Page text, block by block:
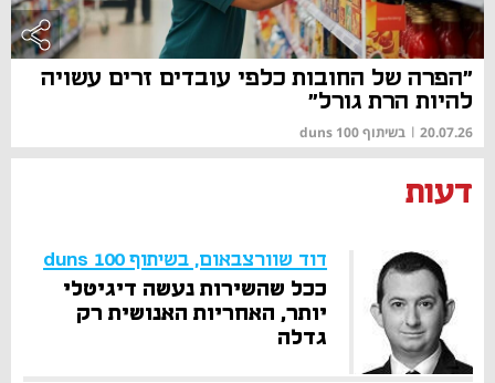
"הפרה של החובות כלפי עובדים זרים עשויה
להיות הרת גורל"
20.07.26
| בשיתוף duns 100
דעות
דוד שוורצבאום, בשיתוף duns 100
ככל שהשירות נעשה דיגיטלי
יותר, האחריות האנושית רק
גדלה